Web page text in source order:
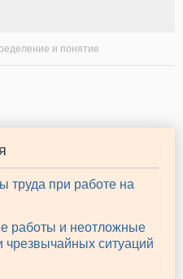
и понятие
труда при работе на
работы и неотложные
чрезвычайных ситуаций